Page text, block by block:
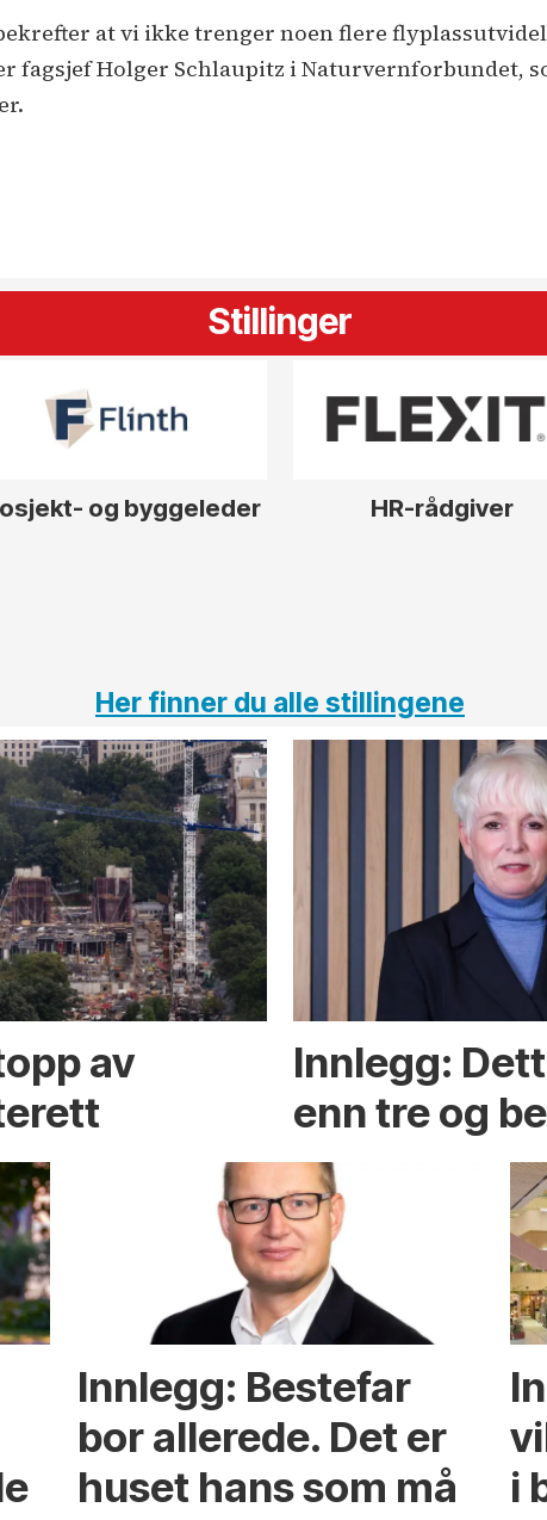
at vi ikke trenger noen flere
fagsjef Holger Schlaupitz i Naturvernforbundet,
Stillinger
og byggeleder HR-rådgiver
Her finner du alle stillingene
av
Innlegg:
enn tre og
Innlegg: Bestefar
bor allerede. Det er
huset hans som må
i